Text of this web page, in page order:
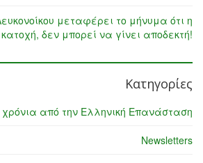
μεταφέρει το μήνυμα ότι η
κατοχή, δεν μπορεί να γίνει αποδεκτή!
Κατηγορίες
χρόνια από την Ελληνική Επανάσταση
Newsletters